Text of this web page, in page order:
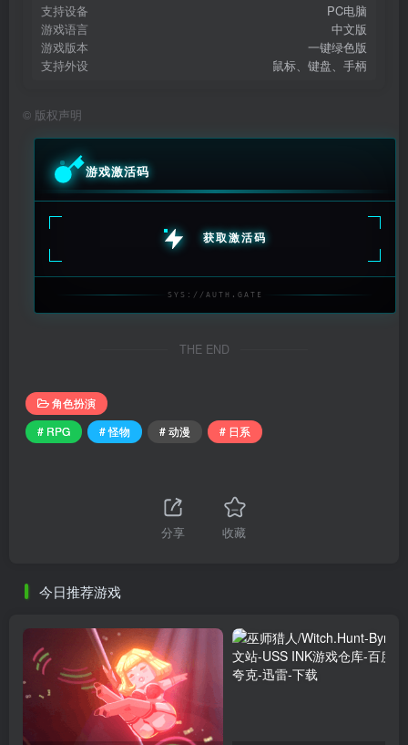
支持设备
PC电脑
游戏语言
中文版
游戏版本
一键绿色版
支持外设
鼠标、键盘、手柄
© 版权声明
游戏激活码
获取激活码
SYS://AUTH.GATE
THE END
角色扮演
# RPG
# 怪物 # 动漫 # 日系
分享 收藏
今日推荐游戏